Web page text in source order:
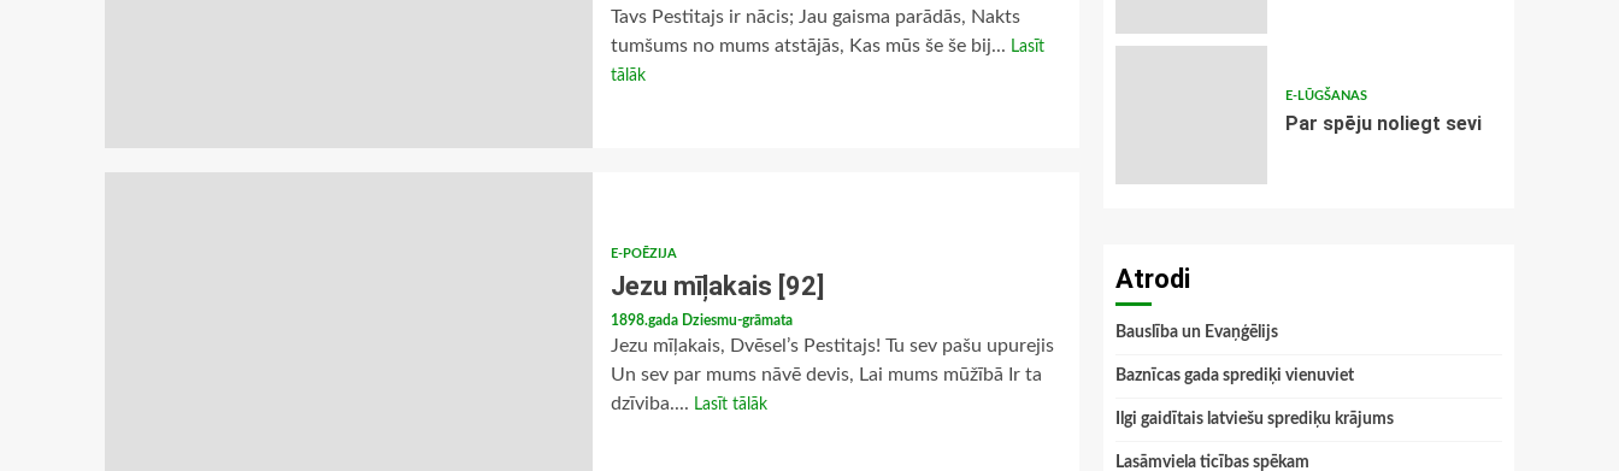
Tavs Pestitajs ir nācis; Jau gaisma parādās, Nakts
tumšums no mums atstājās, Kas mūs še še bij... Lasīt
tālāk
E-POĒZIJA
Jezu mīļakais [92]
1898.gada Dziesmu-grāmata
Jezu mīļakais, Dvēsel’s Pestitajs! Tu sev pašu upurejis
Un sev par mums nāvē devis, Lai mums mūžībā Ir ta
dzīviba.... Lasīt tālāk
E-LŪGŠANAS
Par spēju noliegt sevi
Atrodi
Bauslība un Evaņģēlijs
Baznīcas gada sprediķi vienuviet
Ilgi gaidītais latviešu sprediķu krājums
Lasāmviela ticības spēkam